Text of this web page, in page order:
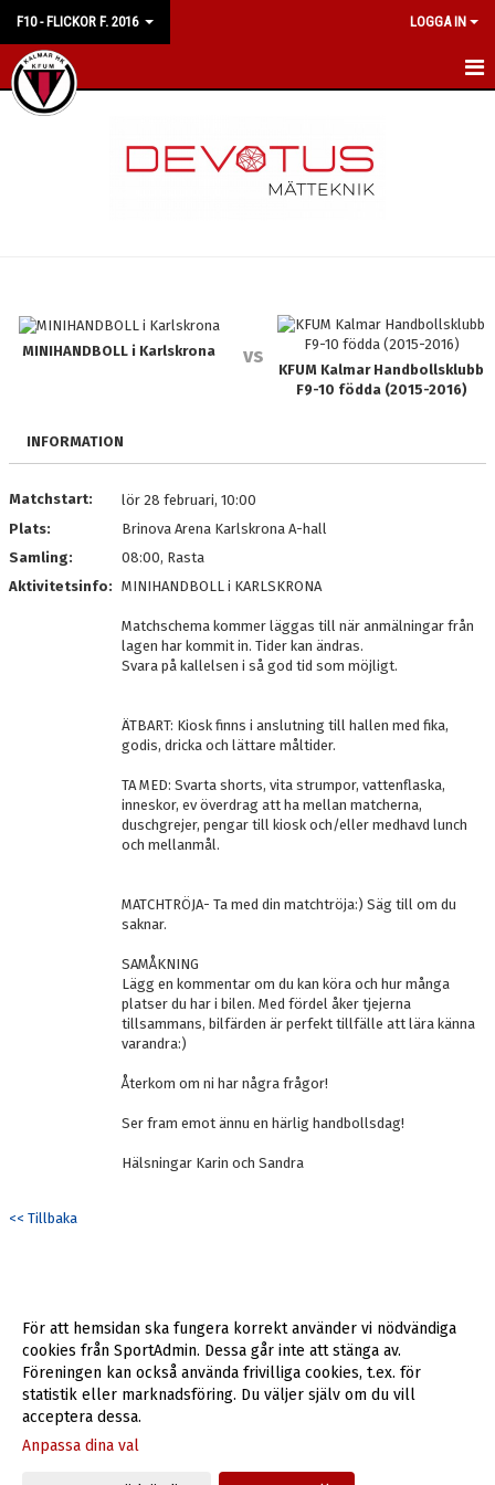
F10 - FLICKOR F. 2016 LOGGA IN
HEM
BILDGALLERI
KONTAKT
MINIHANDBOLL i Karlskrona vs
KFUM Kalmar Handbollsklubb
F9-10 födda (2015-2016)
INFORMATION
Matchstart:
lör 28 februari, 10:00
Plats:
Brinova Arena Karlskrona A-hall
Samling:
08:00, Rasta
Aktivitetsinfo: MINIHANDBOLL i KARLSKRONA
Matchschema kommer läggas till när anmälningar från
lagen har kommit in. Tider kan ändras.
Svara på kallelsen i så god tid som möjligt.
ÄTBART: Kiosk finns i anslutning till hallen med fika,
godis, dricka och lättare måltider.
TA MED: Svarta shorts, vita strumpor, vattenflaska,
inneskor, ev överdrag att ha mellan matcherna,
duschgrejer, pengar till kiosk och/eller medhavd lunch
och mellanmål.
MATCHTRÖJA- Ta med din matchtröja:) Säg till om du
saknar.
SAMÅKNING
Lägg en kommentar om du kan köra och hur många
platser du har i bilen. Med fördel åker tjejerna
tillsammans, bilfärden är perfekt tillfälle att lära känna
varandra:)
Återkom om ni har några frågor!
Ser fram emot ännu en härlig handbollsdag!
Hälsningar Karin och Sandra
<< Tillbaka
Gå till Webbversion
För att hemsidan ska fungera korrekt använder vi nödvändiga
cookies från SportAdmin. Dessa går inte att stänga av.
Föreningen kan också använda frivilliga cookies, t.ex. för
statistik eller marknadsföring. Du väljer själv om du vill
acceptera dessa.
Anpassa dina val